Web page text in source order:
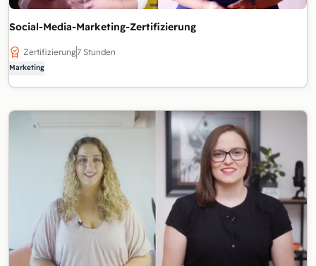
Social-Media-Marketing-Zertifizierung
Zertifizierung7 Stunden
Marketing